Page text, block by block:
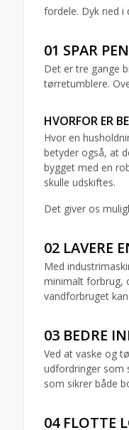
fordele. Dyk ned
01 SPAR
Det er tre gange
tørretumblere.
HVORFOR ER
Hvor en
betyder også, at
bygget med en
skulle udskiftes.
Det giver os
02 LAVERE
Med
minimalt forbrug,
vandforbruget
03 BEDRE
Ved at vaske og
udfordringer som
som sikrer både
04 FLOTTE